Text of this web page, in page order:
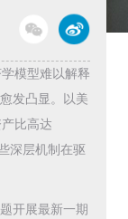
模型难以解释
发凸显。以美
比高达
深层机制在驱
开展最新一期